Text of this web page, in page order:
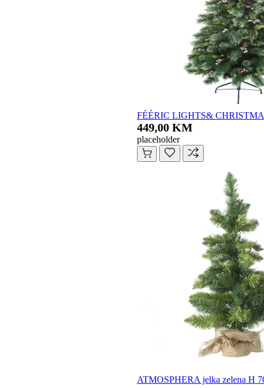
FÉÉRIC LIGHTS&
449,00 KM
placeholder
ATMOSPHERA jelka zelena H